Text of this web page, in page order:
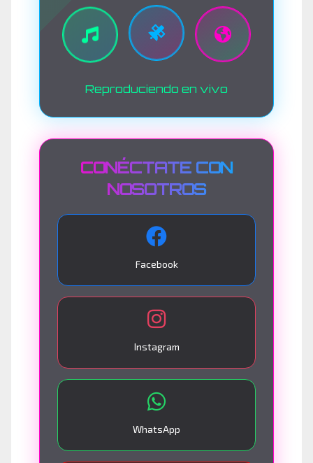
Reproduciendo en vivo
CONÉCTATE CON
NOSOTROS
Facebook
Instagram
WhatsApp